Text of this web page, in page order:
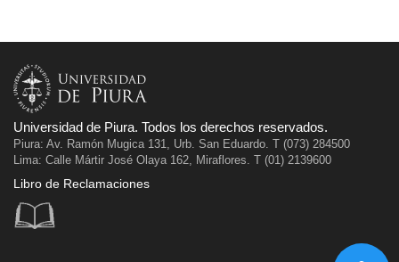
Universidad de Piura. Todos los derechos reservados.
Piura: Av. Ramón Mugica 131, Urb. San Eduardo. T (073) 284500
Lima: Calle Mártir José Olaya 162, Miraflores. T (01) 2139600
Libro de Reclamaciones